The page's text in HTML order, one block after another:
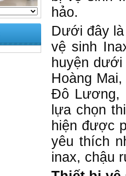
hảo.
Dưới đây
vệ sinh
huyện
Hoàng
Đô Lương,
lựa chọn
hiện được
yêu thích
inax, chậu